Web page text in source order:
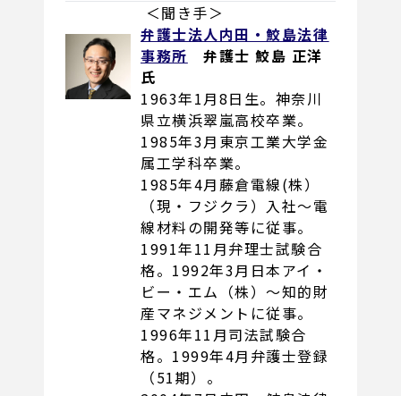
＜聞き手＞
弁護士法人内田・鮫島法律
事務所
弁護士 鮫島 正洋
氏
1963年1月8日生。神奈川
県立横浜翠嵐高校卒業。
1985年3月東京工業大学金
属工学科卒業。
1985年4月藤倉電線(株）
（現・フジクラ）入社〜電
線材料の開発等に従事。
1991年11月弁理士試験合
格。1992年3月日本アイ・
ビー・エム（株）〜知的財
産マネジメントに従事。
1996年11月司法試験合
格。1999年4月弁護士登録
（51期）。